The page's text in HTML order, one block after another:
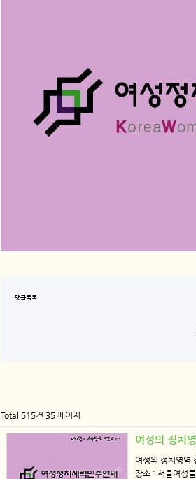
댓글목록
Total 515건 35 페이지
여성의 정치
여성의 정치영
장소 : 서울여성